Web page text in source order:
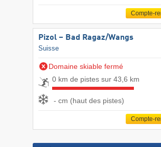
Compte-
Pizol – Bad Ragaz/​Wangs
Suisse
Domaine skiable fermé
0 km de pistes sur 43,6 km
- cm (haut des pistes)
Compte-